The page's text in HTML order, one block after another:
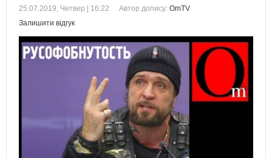
25.07.2019, Четвер | 16:22 Автор допису: OmTV
Залишити відгук